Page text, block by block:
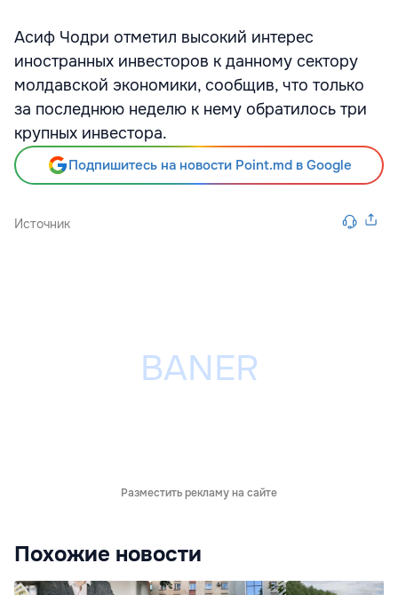
Асиф Чодри отметил высокий интерес
иностранных инвесторов к данному сектору
молдавской экономики, сообщив, что только
за последнюю неделю к нему обратилось три
крупных инвестора.
Подпишитесь на новости Point.md в Google
Источник
Разместить рекламу на сайте
Похожие новости